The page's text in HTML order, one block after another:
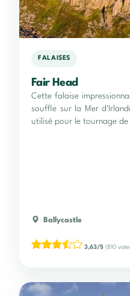
FALAISES
Fair Head
Cette falaise
souffle sur la Mer
utilisé pour le tournage de
Ballycastle
3,63/5 (810